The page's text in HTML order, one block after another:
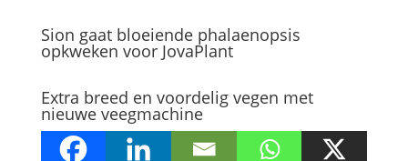
Sion gaat bloeiende phalaenopsis
opkweken voor JovaPlant
Extra breed en voordelig vegen met
nieuwe veegmachine